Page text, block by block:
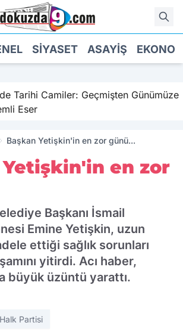
SIYASET ASAYIŞ
Tarihi Camiler: Geçmişten Günümüze
Eser
Başkan Yetişkin'in en zor günü...
en zor
Başkanı İsmail
Emine Yetişkin, uzun
ettiği sağlık sorunları
yitirdi. Acı haber,
büyük üzüntü yarattı.
Partisi